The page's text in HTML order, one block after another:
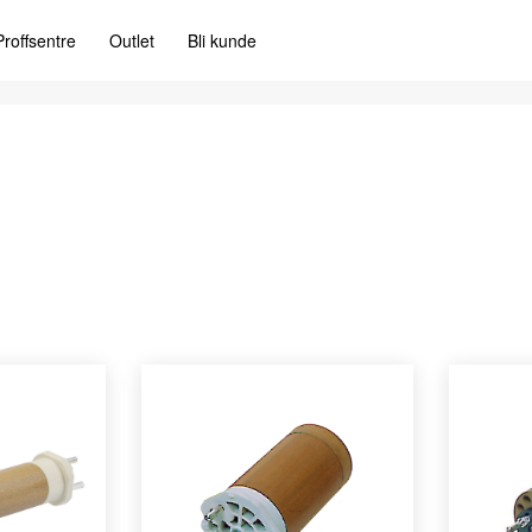
Outlet Bli kunde